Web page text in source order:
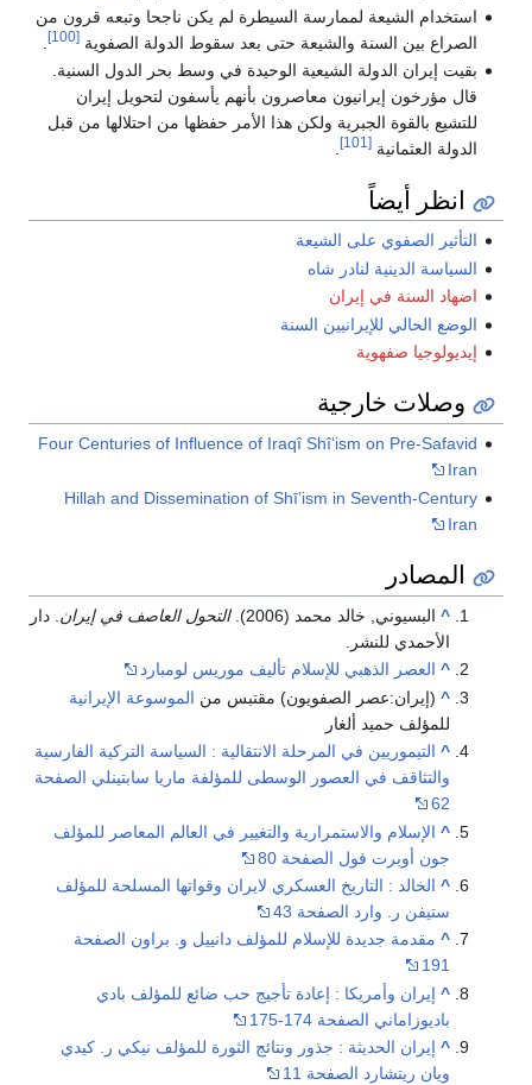
استخدام الشيعة لممارسة السيطرة لم يكن ناجحا وتبعه قرون من
الصراع بين السنة والشيعة حتى بعد سقوط الدولة الصفوية[100]
بقيت إيران الدولة الشيعية الوحيدة في وسط بحر الدول السنية.
قال مؤرخون إيرانيون معاصرون بأنهم يأسفون لتحويل إيران
للتشيع بالقوة الجبرية ولكن هذا الأمر حفظها من احتلالها من قبل
الدولة العثمانية[101]
انظر أيضاً
التأثير الصفوي على الشيعة
السياسة الدينية لنادر شاه
اضهاد السنة في إيران
الوضع الحالي للإيرانيين السنة
إيديولوجيا صفهوية
وصلات خارجية
Four Centuries of Influence of Iraqî Shî‘ism on Pre-Safavid
Iran
Hillah and Dissemination of Shī’ism in Seventh-Century
Iran
المصادر
^ البسيوني, خالد محمد (2006). التحول العاصف في إيران . دار
الأحمدي للنشر.
^ العصر الذهبي للإسلام تأليف موريس لومبارد
^ (إيران:عصر الصفويون) مقتبس من الموسوعة الإيرانية
للمؤلف حميد ألغار
^ التيموريين في المرحلة الانتقالية : السياسة التركية الفارسية
والتثاقف في العصور الوسطى للمؤلفة ماريا سابتينلي الصفحة
62
^ الإسلام والاستمرارية والتغيير في العالم المعاصر للمؤلف
جون أوبرت فول الصفحة 80
^ الخالد : التاريخ العسكري لايران وقواتها المسلحة للمؤلف
ستيفن ر. وارد الصفحة 43
^ مقدمة جديدة للإسلام للمؤلف دانييل و. براون الصفحة
191
^ إيران وأمريكا : إعادة تأجيج حب ضائع للمؤلف بادي
باديوزاماني الصفحة 174-175
^ إيران الحديثة : جذور ونتائج الثورة للمؤلف نيكي ر. كيدي
ويان ريتشارد الصفحة 11